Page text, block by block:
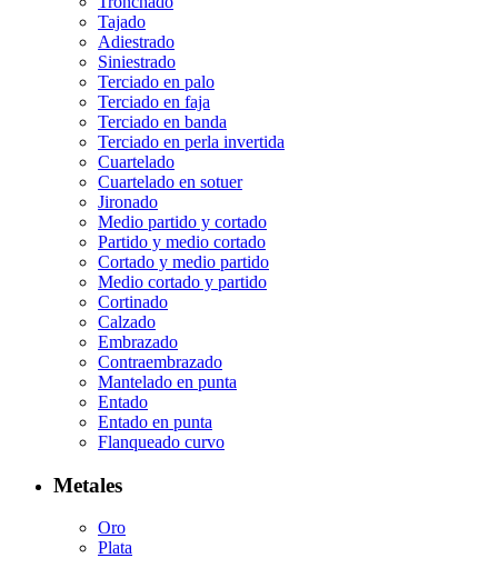
Tajado
Adiestrado
Siniestrado
Terciado en palo
Terciado en faja
Terciado en banda
Terciado en perla invertida
Cuartelado
Cuartelado en sotuer
Jironado
Medio partido y cortado
Partido y medio cortado
Cortado y medio partido
Medio cortado y partido
Cortinado
Calzado
Embrazado
Contraembrazado
Mantelado en punta
Entado
Entado en punta
Flanqueado curvo
Metales
Oro
Plata